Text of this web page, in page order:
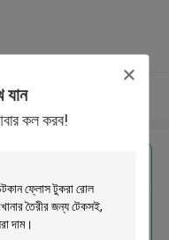
যান
কল করব!
রোল মেশিন Slitting
কারখানার তৈরীর জন্য